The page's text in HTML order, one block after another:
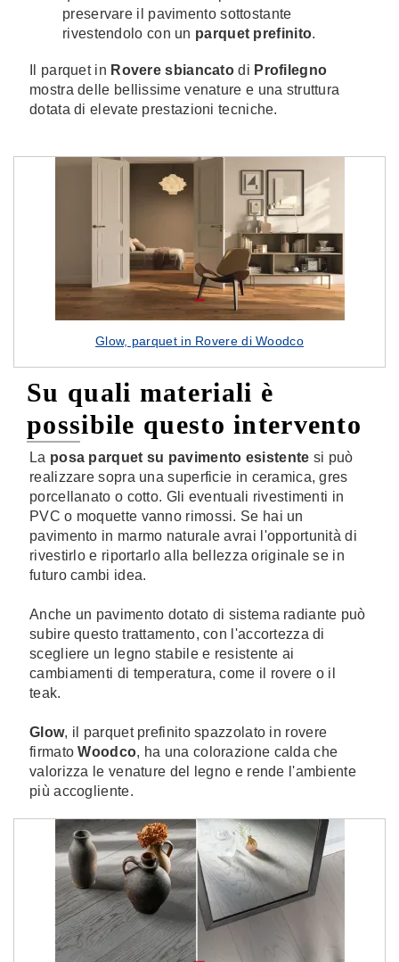
preservare il pavimento sottostante
rivestendolo con un parquet prefinito.
Il parquet in Rovere sbiancato di Profilegno
mostra delle bellissime venature e una struttura
dotata di elevate prestazioni tecniche.
Glow, parquet in Rovere di Woodco
Su quali materiali è
possibile questo intervento
La posa parquet su pavimento esistente si può
realizzare sopra una superficie in ceramica, gres
porcellanato o cotto. Gli eventuali rivestimenti in
PVC o moquette vanno rimossi. Se hai un
pavimento in marmo naturale avrai l'opportunità di
rivestirlo e riportarlo alla bellezza originale se in
futuro cambi idea.
Anche un pavimento dotato di sistema radiante può
subire questo trattamento, con l'accortezza di
scegliere un legno stabile e resistente ai
cambiamenti di temperatura, come il rovere o il
teak.
Glow, il parquet prefinito spazzolato in rovere
firmato Woodco, ha una colorazione calda che
valorizza le venature del legno e rende l'ambiente
più accogliente.